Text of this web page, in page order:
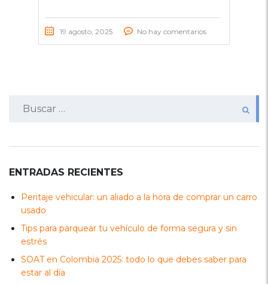
19 agosto, 2025 No hay comentarios
ENTRADAS RECIENTES
Peritaje vehicular: un aliado a la hora de comprar un carro
usado
Tips para parquear tu vehículo de forma segura y sin
estrés
SOAT en Colombia 2025: todo lo que debes saber para
estar al día